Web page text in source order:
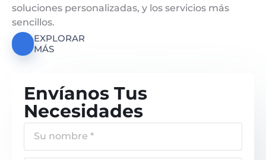
soluciones personalizadas, y los servicios más
sencillos.
EXPLORAR
MÁS
Envíanos Tus
Necesidades